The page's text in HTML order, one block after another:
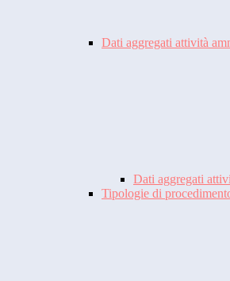
Dati aggregati attività
Dati aggregati
Tipologie di